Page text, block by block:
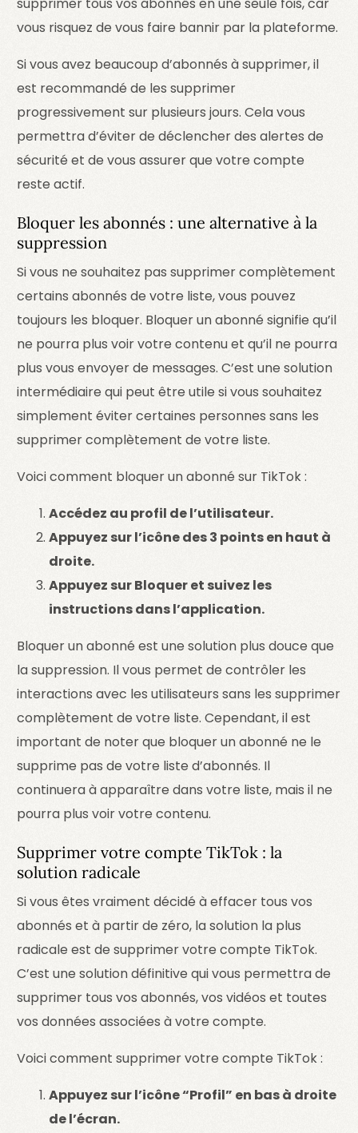
vous risquez de vous faire bannir par la plateforme.
Si vous avez beaucoup d’abonnés à supprimer, il
est recommandé de les supprimer
progressivement sur plusieurs jours. Cela vous
permettra d’éviter de déclencher des alertes de
sécurité et de vous assurer que votre compte
reste actif.
Bloquer les abonnés : une alternative à la
suppression
Si vous ne souhaitez pas supprimer complètement
certains abonnés de votre liste, vous pouvez
toujours les bloquer. Bloquer un abonné signifie qu’il
ne pourra plus voir votre contenu et qu’il ne pourra
plus vous envoyer de messages. C’est une solution
intermédiaire qui peut être utile si vous souhaitez
simplement éviter certaines personnes sans les
supprimer complètement de votre liste.
Voici comment bloquer un abonné sur TikTok :
Accédez au profil de l’utilisateur.
Appuyez sur l’icône des 3 points en haut à
droite.
Appuyez sur Bloquer et suivez les
instructions dans l’application.
Bloquer un abonné est une solution plus douce que
la suppression. Il vous permet de contrôler les
interactions avec les utilisateurs sans les supprimer
complètement de votre liste. Cependant, il est
important de noter que bloquer un abonné ne le
supprime pas de votre liste d’abonnés. Il
continuera à apparaître dans votre liste, mais il ne
pourra plus voir votre contenu.
Supprimer votre compte TikTok : la
solution radicale
Si vous êtes vraiment décidé à effacer tous vos
abonnés et à partir de zéro, la solution la plus
radicale est de supprimer votre compte TikTok.
C’est une solution définitive qui vous permettra de
supprimer tous vos abonnés, vos vidéos et toutes
vos données associées à votre compte.
Voici comment supprimer votre compte TikTok :
Appuyez sur l’icône “Profil” en bas à droite
de l’écran.